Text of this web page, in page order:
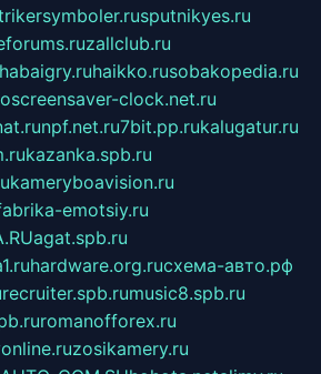
sputnikyes.ru
zallclub.ru
habaigry.ruhaikko.rusobakopedia.ru
screensaver-clock.net.ru
npf.net.ru7bit.pp.rukalugatur.ru
kazanka.spb.ru
kameryboavision.ru
emotsiy.ru
agat.spb.ru
hardware.org.ruсхема-авто.рф
recruiter.spb.rumusic8.spb.ru
romanofforex.ru
zosikamery.ru